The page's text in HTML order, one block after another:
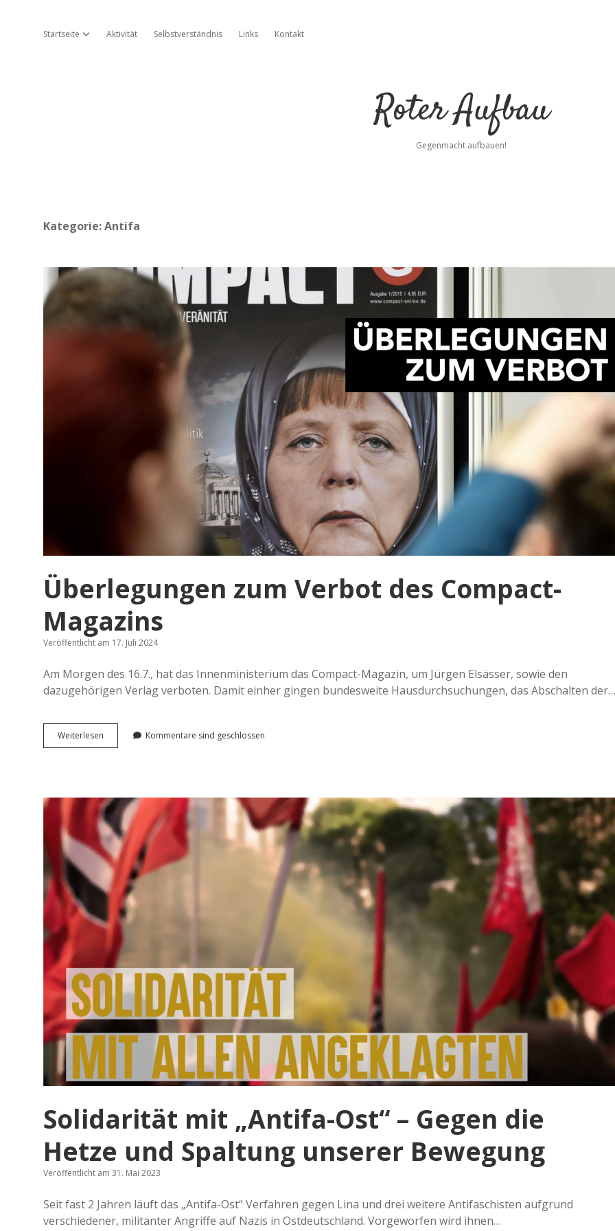
Startseite Dropdown-Menü öffnen
Aktivität Selbstverständnis Links Kontakt
Roter Aufbau
Gegenmacht aufbauen!
Kategorie:Antifa
Überlegungen zum Verbot des Compact-
Magazins
Veröffentlicht am 17. Juli 2024
Am Morgen des 16.7., hat das Innenministerium das Compact-Magazin, um Jürgen Elsässer, sowie den
dazugehörigen Verlag verboten. Damit einher gingen bundesweite Hausdurchsuchungen, das Abschalten der…
Weiterlesen Überlegungen
zum
Magazins
Kommentare sind geschlossen
Solidarität mit „Antifa-Ost“ – Gegen die
Hetze und Spaltung unserer Bewegung
Veröffentlicht am 31. Mai 2023
Seit fast 2 Jahren läuft das „Antifa-Ost“ Verfahren gegen Lina und drei weitere Antifaschisten aufgrund
verschiedener, militanter Angriffe auf Nazis in Ostdeutschland. Vorgeworfen wird ihnen…